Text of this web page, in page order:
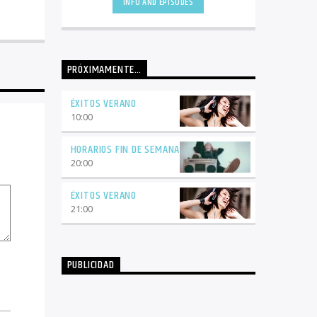
PRÓXIMAMENTE…
ÉXITOS VERANO
10:00
HORARIOS FIN DE SEMANA
20:00
ÉXITOS VERANO
21:00
PUBLICIDAD